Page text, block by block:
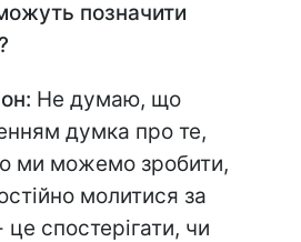
позначити
Не думаю, що
думка про те,
ми можемо зробити,
молитися за
це спостерігати, чи